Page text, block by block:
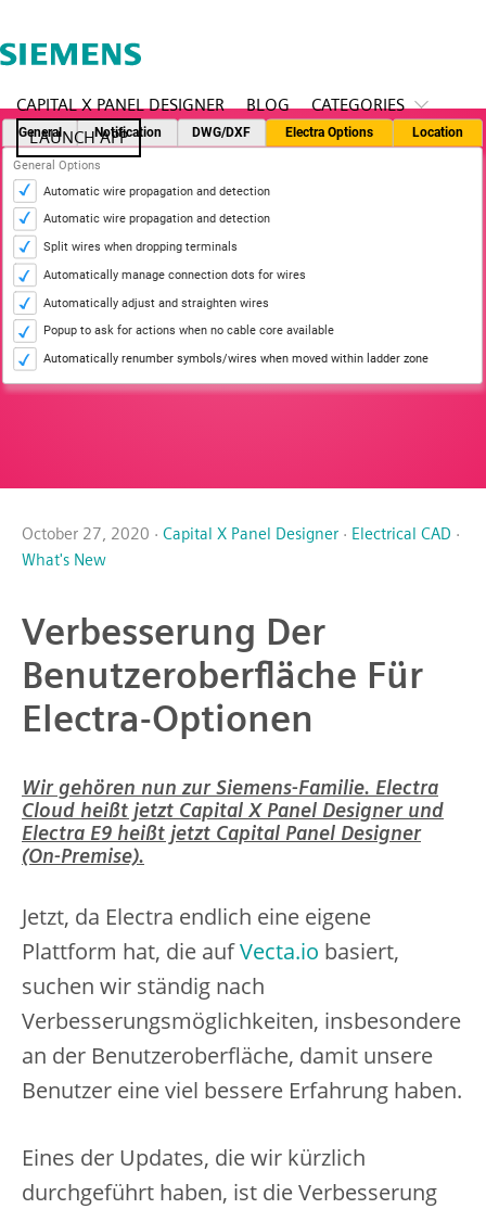
CAPITAL X PANEL DESIGNER BLOG
CATEGORIES
LAUNCH APP
October 27, 2020 · Capital X Panel Designer · Electrical CAD ·
What's New
Verbesserung Der
Benutzeroberfläche Für
Electra-Optionen
Wir gehören nun zur Siemens-Familie. Electra
Cloud heißt jetzt Capital X Panel Designer und
Electra E9 heißt jetzt Capital Panel Designer
(On-Premise).
Jetzt, da Electra endlich eine eigene
Plattform hat, die aufVecta.io basiert,
suchen wir ständig nach
Verbesserungsmöglichkeiten, insbesondere
an der Benutzeroberfläche, damit unsere
Benutzer eine viel bessere Erfahrung haben.
Eines der Updates, die wir kürzlich
durchgeführt haben, ist die Verbesserung